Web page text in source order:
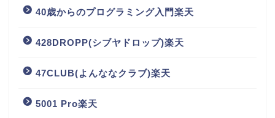
40歳からのプログラミング入門楽天
428DROPP(シブヤドロップ)楽天
47CLUB(よんななクラブ)楽天
5001 Pro楽天